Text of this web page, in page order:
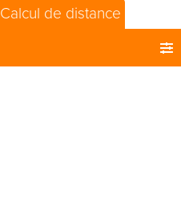
Calcul de distance